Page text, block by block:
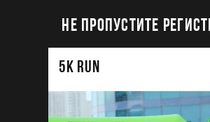
НЕ ПРОПУСТИТЕ
5К RUN